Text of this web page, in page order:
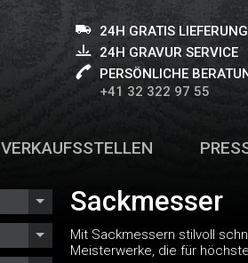
24H GRATIS LIEFERUNG
24H GRAVUR SERVICE
PERSÖNLICHE
+41 32 322 97 55
VERKAUFSSTELLEN
Sackmesser
Mit Sackmessern stilvoll
Meisterwerke, die für